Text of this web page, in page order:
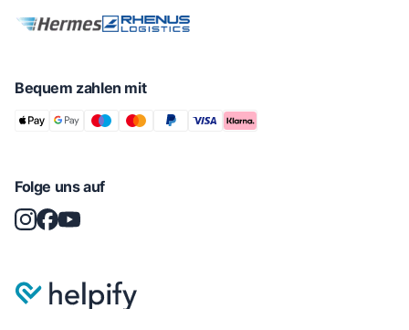
Bequem zahlen mit
Folge uns auf